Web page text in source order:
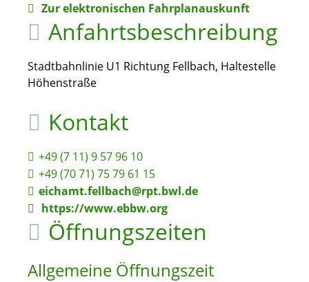
Zur elektronischen Fahrplanauskunft
Anfahrtsbeschreibung
Stadtbahnlinie U1 Richtung Fellbach, Haltestelle
Höhenstraße
Kontakt
+49 (7 11) 9 57 96 10
+49 (70 71) 75 79 61 15
eichamt.fellbach@rpt.bwl.de
https://www.ebbw.org
Öffnungszeiten
Allgemeine Öffnungszeit